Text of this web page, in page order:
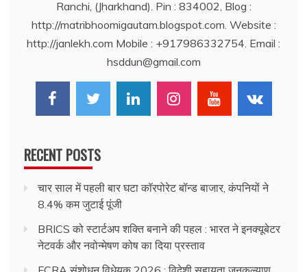
Ranchi, (Jharkhand). Pin : 834002, Blog :
http://matribhoomigautam.blogspot.com. Website :
http://janlekh.com Mobile : +917986332754. Email :
hsddun@gmail.com
RECENT POSTS
चार साल में पहली बार घटा कॉरपोरेट बॉन्ड बाजार, कंपनियों ने
8.4% कम जुटाई पूंजी
BRICS को स्टार्टअप शक्ति बनाने की पहल : भारत ने इनक्यूबेटर
नेटवर्क और नवोन्मेषण कोष का दिया प्रस्ताव